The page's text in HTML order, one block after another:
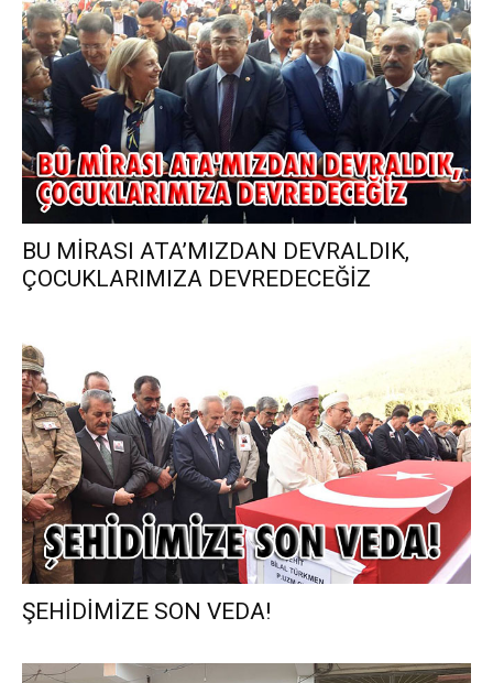
BU MİRASI ATA’MIZDAN DEVRALDIK,
ÇOCUKLARIMIZA DEVREDECEĞİZ
ŞEHİDİMİZE SON VEDA!